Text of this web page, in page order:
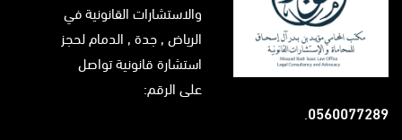
والاستشارات القانونية في
الرياض , جدة , الدماملحجز
استشارة قانونية تواصل
على الرقم:
0560077289
.